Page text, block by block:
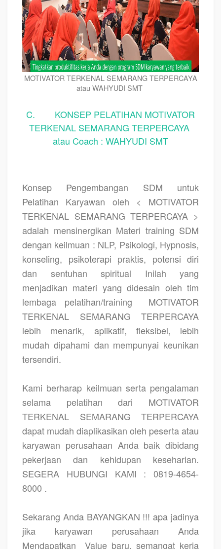
MOTIVATOR TERKENAL SEMARANG TERPERCAYA
atau WAHYUDI SMT
C. KONSEP PELATIHAN MOTIVATOR
TERKENAL SEMARANG TERPERCAYA
atau Coach : WAHYUDI SMT
Konsep Pengembangan SDM untuk
Pelatihan Karyawan oleh < MOTIVATOR
TERKENAL SEMARANG TERPERCAYA >
adalah mensinergikan Materi training SDM
dengan keilmuan : NLP, Psikologi, Hypnosis,
konseling, psikoterapi praktis, potensi diri
dan sentuhan spiritual Inilah yang
menjadikan materi yang didesain oleh tim
lembaga pelatihan/training
MOTIVATOR
TERKENAL SEMARANG TERPERCAYA
lebih menarik, aplikatif, fleksibel, lebih
mudah dipahami dan mempunyai keunikan
tersendiri.
Kami berharap keilmuan serta pengalaman
selama pelatihan dari MOTIVATOR
TERKENAL SEMARANG TERPERCAYA
dapat mudah diaplikasikan oleh peserta atau
karyawan perusahaan Anda baik dibidang
pekerjaan dan kehidupan keseharian.
SEGERA HUBUNGI KAMI : 0819-4654-
8000 .
Sekarang Anda BAYANGKAN !!! apa jadinya
jika karyawan perusahaan Anda
Mendapatkan
Value baru, semangat kerja